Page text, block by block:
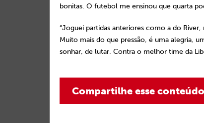
bonitas. O futebol me ensinou que quarta
“Joguei partidas anteriores como a do
Muito mais do que pressão, é uma alegria,
sonhar, de lutar. Contra o melhor time da
Compartilhe esse conteúdo